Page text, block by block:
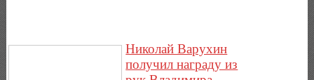
Николай Варухин
получил награду из